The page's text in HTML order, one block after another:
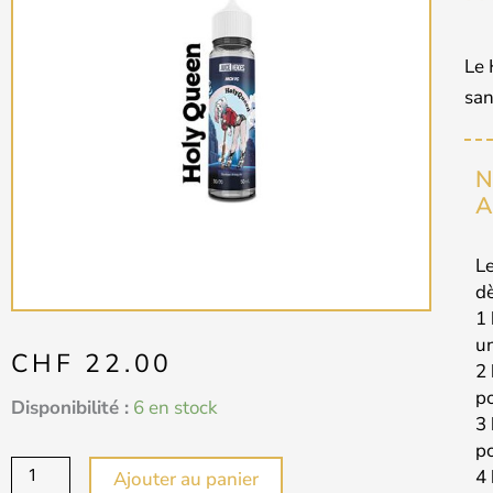
CHF 22.00
Disponibilité : 6 en stock
quantité
HOLY
Ajouter au panier
Le
1
2
3
4